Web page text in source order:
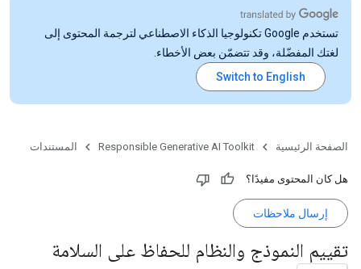
تستخدم Google تكنولوجيا الذكاء الاصطناعي لترجمة المحتوى إلى
لغتك المفضّلة، وقد تتضمّن بعض الأخطاء.
الصفحة الرئيسية Responsible Generative AI Toolkit المستندات
هل كان المحتوى مفيدًا؟
إرسال ملاحظات
تقييم النموذج والنظام للحفاظ على السلامة